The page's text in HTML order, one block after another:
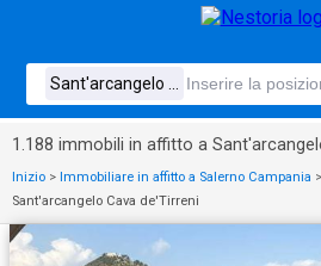
1.188 immobili in affitto a
Inizio > Immobiliare in affitto a Salerno Campania >
Sant'arcangelo Cava de'Tirreni